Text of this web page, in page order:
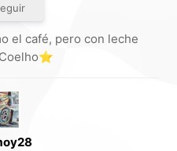
el café, pero con leche